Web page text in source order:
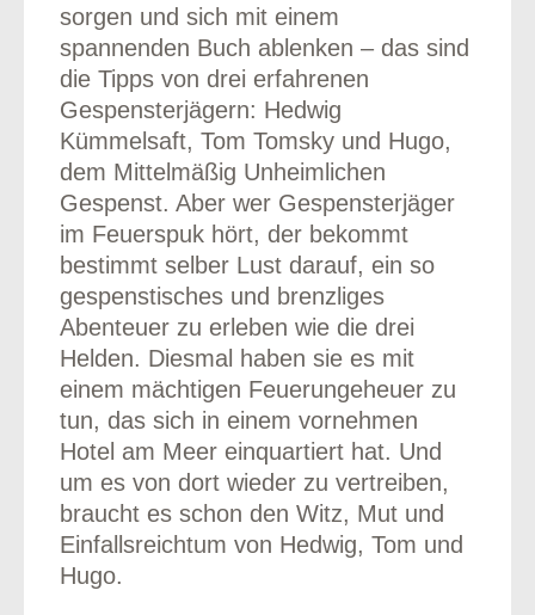
sorgen und sich mit einem
spannenden Buch ablenken – das sind
die Tipps von drei erfahrenen
Gespensterjägern: Hedwig
Kümmelsaft, Tom Tomsky und Hugo,
dem Mittelmäßig Unheimlichen
Gespenst. Aber wer Gespensterjäger
im Feuerspuk hört, der bekommt
bestimmt selber Lust darauf, ein so
gespenstisches und brenzliges
Abenteuer zu erleben wie die drei
Helden. Diesmal haben sie es mit
einem mächtigen Feuerungeheuer zu
tun, das sich in einem vornehmen
Hotel am Meer einquartiert hat. Und
um es von dort wieder zu vertreiben,
braucht es schon den Witz, Mut und
Einfallsreichtum von Hedwig, Tom und
Hugo.